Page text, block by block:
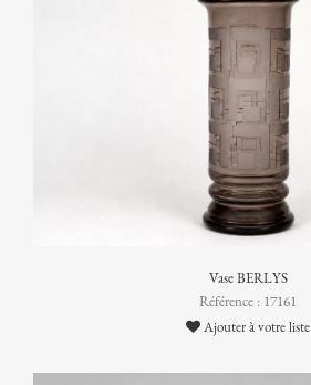
Vase BERLYS
Référence : 17161
Ajouter à votre liste